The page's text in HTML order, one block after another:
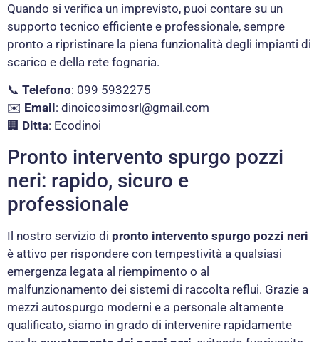
Quando si verifica un imprevisto, puoi contare su un
supporto tecnico efficiente e professionale, sempre
pronto a ripristinare la piena funzionalità degli impianti di
scarico e della rete fognaria.
📞 Telefono: 099 5932275
✉️ Email : dinoicosimosrl@gmail.com
🏢 Ditta: Ecodinoi
Pronto intervento spurgo pozzi
neri: rapido, sicuro e
professionale
Il nostro servizio di pronto intervento spurgo pozzi neri
è attivo per rispondere con tempestività a qualsiasi
emergenza legata al riempimento o al
malfunzionamento dei sistemi di raccolta reflui. Grazie a
mezzi autospurgo moderni e a personale altamente
qualificato, siamo in grado di intervenire rapidamente